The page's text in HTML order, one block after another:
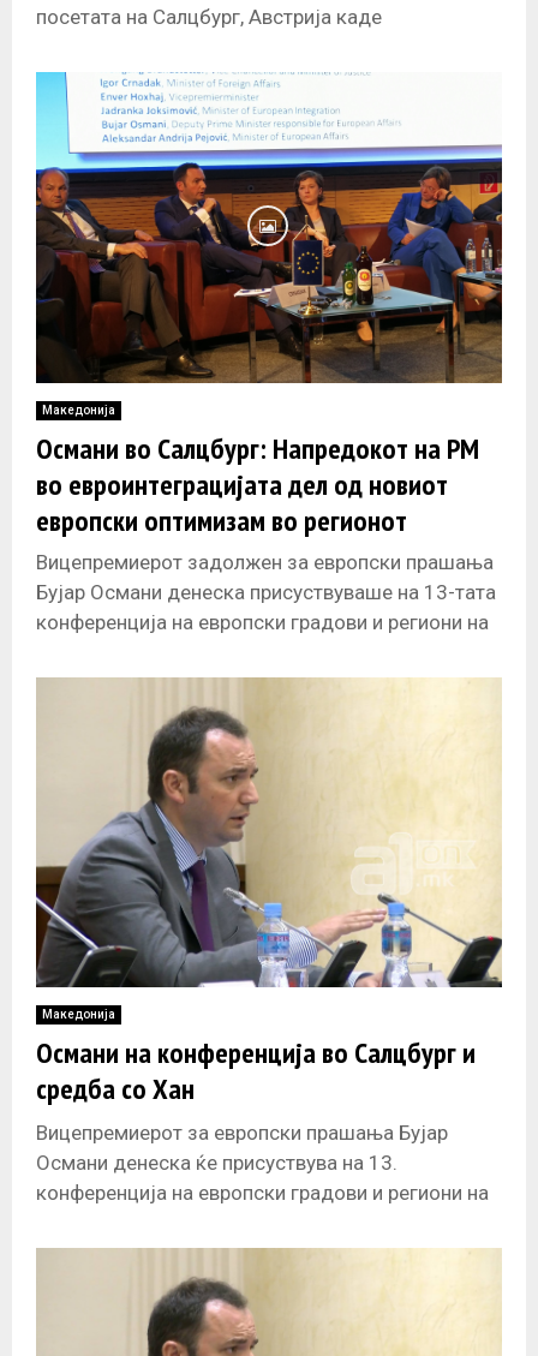
посетата на Салцбург, Австрија каде
градови и
Македонија
Османи во Салцбург: Напредокот на РМ
во евроинтеграцијата дел од новиот
европски оптимизам во регионот
Вицепремиерот задолжен за европски прашања
Бујар Османи денеска присуствуваше на 13-тата
конференција на европски градови и региони на
Македонија
Османи на конференција во Салцбург и
средба со Хан
Вицепремиерот за европски прашања Бујар
Османи денеска ќе присуствува на 13.
конференција на европски градови и региони на